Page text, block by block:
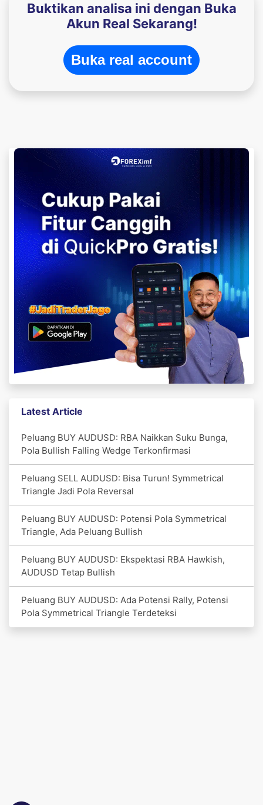
Buktikan analisa ini dengan Buka
Akun Real Sekarang!
Buka real account
Latest Article
Peluang BUY AUDUSD: RBA Naikkan Suku Bunga,
Pola Bullish Falling Wedge Terkonfirmasi
Peluang SELL AUDUSD: Bisa Turun! Symmetrical
Triangle Jadi Pola Reversal
Peluang BUY AUDUSD: Potensi Pola Symmetrical
Triangle, Ada Peluang Bullish
Peluang BUY AUDUSD: Ekspektasi RBA Hawkish,
AUDUSD Tetap Bullish
Peluang BUY AUDUSD: Ada Potensi Rally, Potensi
Pola Symmetrical Triangle Terdeteksi